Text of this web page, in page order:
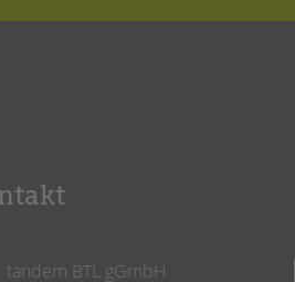
tandem BTL gGmbH